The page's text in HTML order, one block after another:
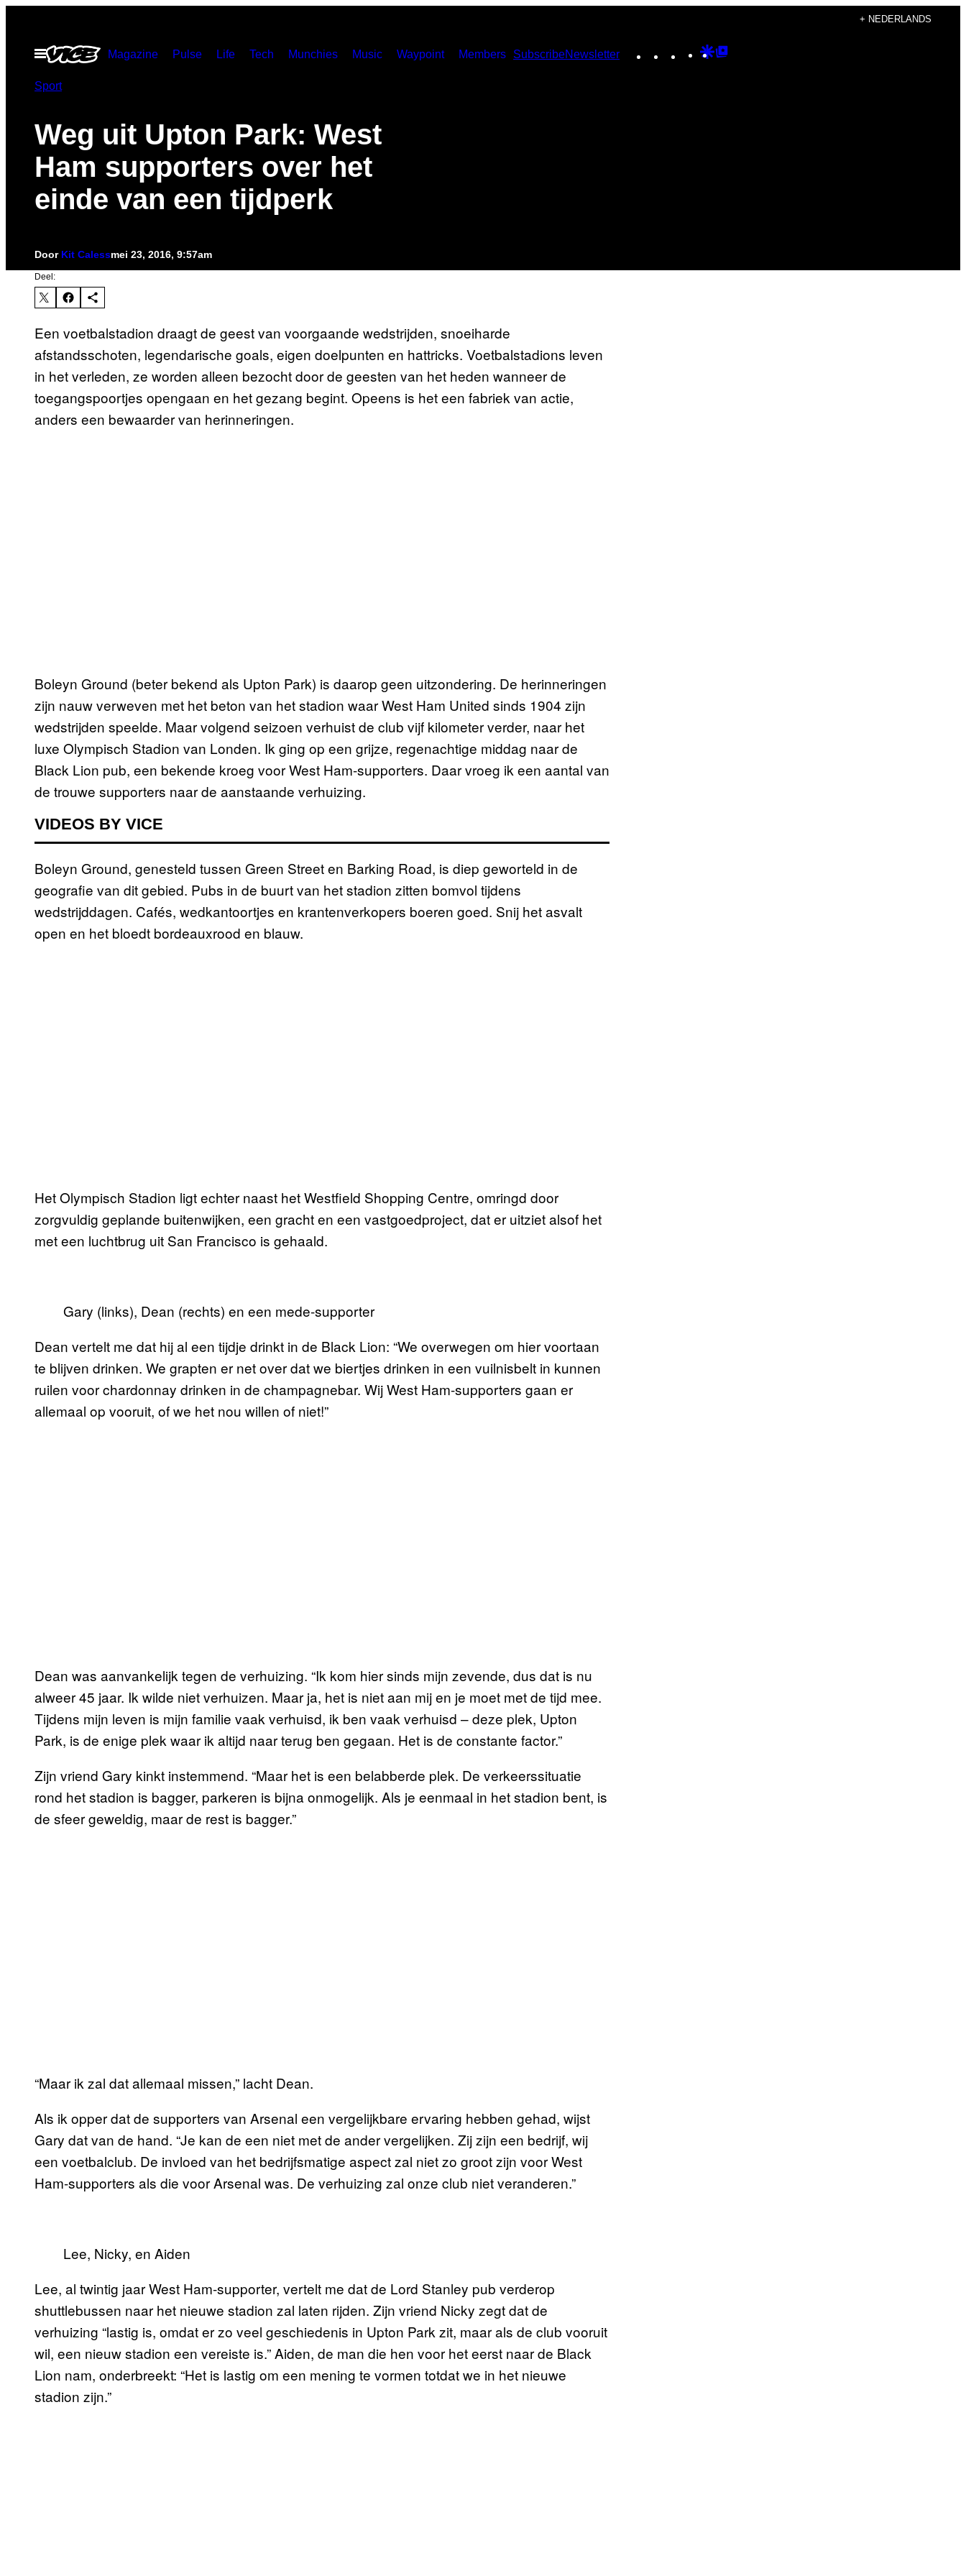
inhoud
+ NEDERLANDS
Open
menu
Magazine Pulse Life Tech Munchies Music Waypoint Members SubscribeNewsletter Instagram
TikTokYouTube
Google
Sport
Weg uit Upton Park: West
Ham supporters over het
einde van een tijdperk
Door Kit Calessmei 23, 2016, 9:57am
Deel:
Een voetbalstadion draagt de geest van voorgaande wedstrijden, snoeiharde
afstandsschoten, legendarische goals, eigen doelpunten en hattricks. Voetbalstadions leven
in het verleden, ze worden alleen bezocht door de geesten van het heden wanneer de
toegangspoortjes opengaan en het gezang begint. Opeens is het een fabriek van actie,
anders een bewaarder van herinneringen.
Boleyn Ground (beter bekend als Upton Park) is daarop geen uitzondering. De herinneringen
zijn nauw verweven met het beton van het stadion waar West Ham United sinds 1904 zijn
wedstrijden speelde. Maar volgend seizoen verhuist de club vijf kilometer verder, naar het
luxe Olympisch Stadion van Londen. Ik ging op een grijze, regenachtige middag naar de
Black Lion pub, een bekende kroeg voor West Ham-supporters. Daar vroeg ik een aantal van
de trouwe supporters naar de aanstaande verhuizing.
VIDEOS BY VICE
Boleyn Ground, genesteld tussen Green Street en Barking Road, is diep geworteld in de
geografie van dit gebied. Pubs in de buurt van het stadion zitten bomvol tijdens
wedstrijddagen. Cafés, wedkantoortjes en krantenverkopers boeren goed. Snij het asvalt
open en het bloedt bordeauxrood en blauw.
Het Olympisch Stadion ligt echter naast het Westfield Shopping Centre, omringd door
zorgvuldig geplande buitenwijken, een gracht en een vastgoedproject, dat er uitziet alsof het
met een luchtbrug uit San Francisco is gehaald.
Gary (links), Dean (rechts) en een mede-supporter
Dean vertelt me dat hij al een tijdje drinkt in de Black Lion: “We overwegen om hier voortaan
te blijven drinken. We grapten er net over dat we biertjes drinken in een vuilnisbelt in kunnen
ruilen voor chardonnay drinken in de champagnebar. Wij West Ham-supporters gaan er
allemaal op vooruit, of we het nou willen of niet!”
Dean was aanvankelijk tegen de verhuizing. “Ik kom hier sinds mijn zevende, dus dat is nu
alweer 45 jaar. Ik wilde niet verhuizen. Maar ja, het is niet aan mij en je moet met de tijd mee.
Tijdens mijn leven is mijn familie vaak verhuisd, ik ben vaak verhuisd – deze plek, Upton
Park, is de enige plek waar ik altijd naar terug ben gegaan. Het is de constante factor.”
Zijn vriend Gary kinkt instemmend. “Maar het is een belabberde plek. De verkeerssituatie
rond het stadion is bagger, parkeren is bijna onmogelijk. Als je eenmaal in het stadion bent, is
de sfeer geweldig, maar de rest is bagger.”
“Maar ik zal dat allemaal missen,” lacht Dean.
Als ik opper dat de supporters van Arsenal een vergelijkbare ervaring hebben gehad, wijst
Gary dat van de hand. “Je kan de een niet met de ander vergelijken. Zij zijn een bedrijf, wij
een voetbalclub. De invloed van het bedrijfsmatige aspect zal niet zo groot zijn voor West
Ham-supporters als die voor Arsenal was. De verhuizing zal onze club niet veranderen.”
Lee, Nicky, en Aiden
Lee, al twintig jaar West Ham-supporter, vertelt me dat de Lord Stanley pub verderop
shuttlebussen naar het nieuwe stadion zal laten rijden. Zijn vriend Nicky zegt dat de
verhuizing “lastig is, omdat er zo veel geschiedenis in Upton Park zit, maar als de club vooruit
wil, een nieuw stadion een vereiste is.” Aiden, de man die hen voor het eerst naar de Black
Lion nam, onderbreekt: “Het is lastig om een mening te vormen totdat we in het nieuwe
stadion zijn.”